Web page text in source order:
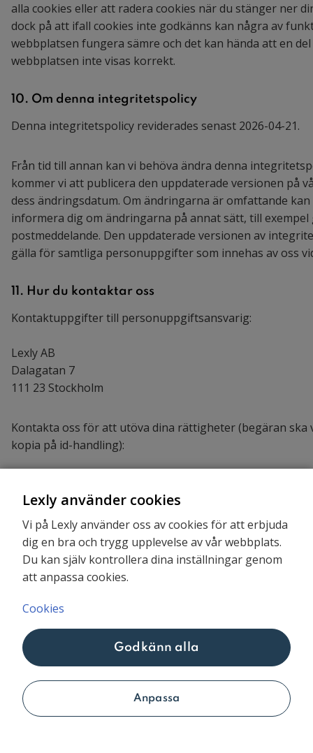
alla cookies eller att radera cookies när du stänger ner
dock på att ifall cookies inte godkänns kan några av
webbplatsen fungera sämre och det kan hända att en
webbplatsen inte visas korrekt.
10. Om denna integritetspolicy
Denna integritetspolicy reviderades senast 2026-04-21.
Från tid till annan kan vi behöva ändra denna
kommer vi att publicera den uppdaterade versionen på
dess ändringsdatum. Om ändringarna är omfattande
informera dig om ändringarna på annat sätt, till
postmeddelande. Den uppdaterade versionen av
gälla för samtliga personuppgifter som innehas av oss
11. Hur du kontaktar oss
Kontaktuppgifter till personuppgiftsansvarig:
Lexly AB
Dalagatan 7
111 23 Stockholm
Kontakta oss för att utöva dina rättigheter (begäran ska
kopia på id-handling):
att. Dataskyddsombud
Dalagatan 7
111 23 Stockholm
Vid frågor om vår behandling av personuppgifter är du
0771-24 00 24
Lexly använder cookies
Vi på Lexly använder oss av cookies för att erbjuda
dig en bra och trygg upplevelse av vår webbplats.
Du kan själv kontrollera dina inställningar genom
att anpassa cookies.
Cookies
Anpassa
Godkänn alla